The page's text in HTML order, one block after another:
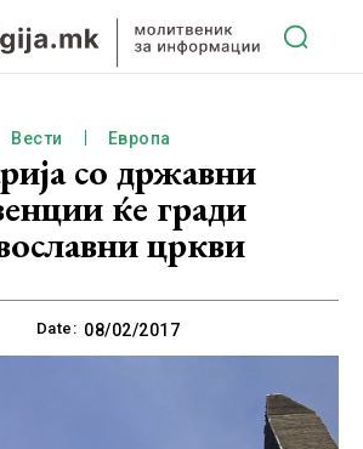
Вести Европа
со државни
ќе гради
цркви
Date: 08/02/2017